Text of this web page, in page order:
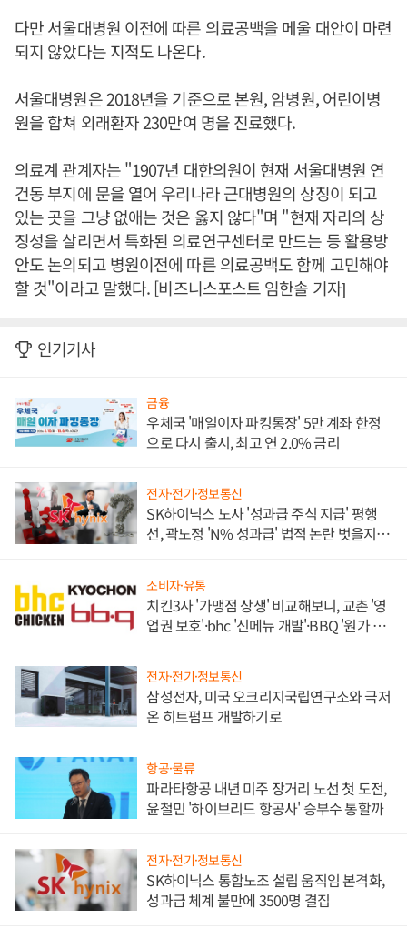
다만 서울대병원 이전에 따른 의료공백을 메울 대안이 마련
되지 않았다는 지적도 나온다.
서울대병원은 2018년을 기준으로 본원, 암병원, 어린이병
원을 합쳐 외래환자 230만여 명을 진료했다.
의료계 관계자는 "1907년 대한의원이 현재 서울대병원 연
건동 부지에 문을 열어 우리나라 근대병원의 상징이 되고
있는 곳을 그냥 없애는 것은 옳지 않다"며 "현재 자리의 상
징성을 살리면서 특화된 의료연구센터로 만드는 등 활용방
안도 논의되고 병원이전에 따른 의료공백도 함께 고민해야
할 것"이라고 말했다. [비즈니스포스트 임한솔 기자]
인기기사
금융
우체국 '매일이자 파킹통장' 5만 계좌 한정
으로 다시 출시, 최고 연 2.0% 금리
전자·전기·정보통신
SK하이닉스 노사 '성과급 주식 지급' 평행
선, 곽노정 'N% 성과급' 법적 논란 벗을지 주
소비자·유통
치킨3사 '가맹점 상생' 비교해보니, 교촌 '영
업권 보호'·bhc '신메뉴 개발'·BBQ '원가 부
전자·전기·정보통신
삼성전자, 미국 오크리지국립연구소와 극저
온 히트펌프 개발하기로
항공·물류
파라타항공 내년 미주 장거리 노선 첫 도전,
윤철민 '하이브리드 항공사' 승부수 통할까
전자·전기·정보통신
SK하이닉스 통합노조 설립 움직임 본격화,
성과급 체계 불만에 3500명 결집